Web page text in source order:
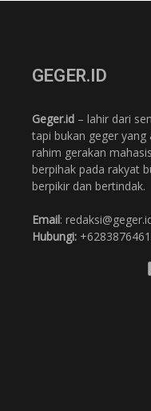
GEGER.ID
Geger.id – lahir dari
tapi bukan geger yang
rahim gerakan
berpihak pada rakyat
berpikir dan bertindak.
Email:
Hubungi: